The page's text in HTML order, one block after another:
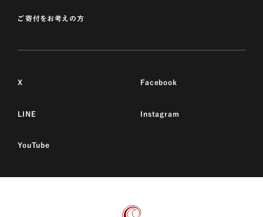
ご寄付をお考えの方
X Facebook
LINE Instagram
YouTube